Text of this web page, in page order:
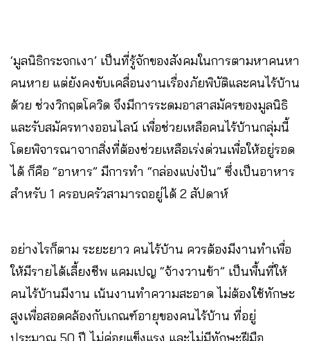
‘มูลนิธิกระจกเงา’ เป็นที่รู้จักของสังคมในการตามหาคนหา
คนหาย แต่ยังคงขับเคลื่อนงานเรื่องภัยพิบัติและคนไร้บ้าน
ด้วย ช่วงวิกฤตโควิด จึงมีการระดมอาสาสมัครของมูลนิธิ
และรับสมัครทางออนไลน์ เพื่อช่วยเหลือคนไร้บ้านกลุ่มนี้
โดยพิจารณาจากสิ่งที่ต้องช่วยเหลือเร่งด่วนเพื่อให้อยู่รอด
ได้ ก็คือ “อาหาร” มีการทำ “กล่องแบ่งปัน” ซึ่งเป็นอาหาร
สำหรับ 1 ครอบครัวสามารถอยู่ได้ 2 สัปดาห์
อย่างไรก็ตาม ระยะยาว คนไร้บ้าน ควรต้องมีงานทำเพื่อ
ให้มีรายได้เลี้ยงชีพ แคมเปญ “จ้างวานข้า” เป็นพื้นที่ให้
คนไร้บ้านมีงาน เน้นงานทำความสะอาด ไม่ต้องใช้ทักษะ
สูงเพื่อสอดคล้องกับเกณฑ์อายุของคนไร้บ้าน ที่อยู่